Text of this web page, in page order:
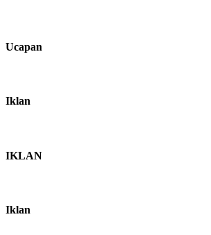
Ucapan
Iklan
IKLAN
Iklan